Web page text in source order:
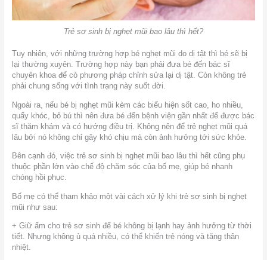
Trẻ sơ sinh bị nghẹt mũi bao lâu thì hết?
Tuy nhiên, với những trường hợp bé nghẹt mũi do dị tật thì bé sẽ bị
lại thường xuyên. Trường hợp này bạn phải đưa bé đến bác sĩ
chuyên khoa để có phương pháp chỉnh sửa lại dị tật. Còn không trẻ
phải chung sống với tình trạng này suốt đời.
Ngoài ra, nếu bé bị nghẹt mũi kèm các biểu hiện sốt cao, ho nhiều,
quấy khóc, bỏ bú thì nên đưa bé đến bệnh viện gần nhất để được bác
sĩ thăm khám và có hướng điều trị. Không nên để trẻ nghẹt mũi quá
lâu bởi nó không chỉ gây khó chịu mà còn ảnh hưởng tới sức khỏe.
Bên cạnh đó, việc trẻ sơ sinh bị nghẹt mũi bao lâu thì hết cũng phụ
thuộc phần lớn vào chế độ chăm sóc của bố mẹ, giúp bé nhanh
chóng hồi phục.
Bố mẹ có thể tham khảo một vài cách xử lý khi trẻ sơ sinh bị nghẹt
mũi như sau:
+ Giữ ấm cho trẻ sơ sinh để bé không bị lạnh hay ảnh hưởng từ thời
tiết. Nhưng không ủ quá nhiều, có thể khiến trẻ nóng và tăng thân
nhiệt.